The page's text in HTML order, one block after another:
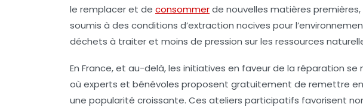
le remplacer et de consommerde nouvelles matières
soumis à des conditions d’extraction nocives pour
déchets à traiter et moins de pression sur les ressources
En France, et au-delà, les initiatives en faveur de la réparation se
où experts et bénévoles proposent gratuitement de remettre
une popularité croissante. Ces ateliers participatifs favorisent